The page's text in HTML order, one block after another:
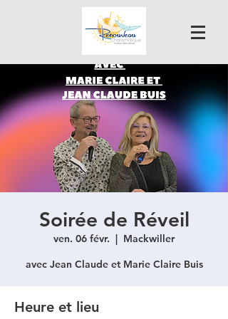
Soirée de Réveil
ven. 06 févr.
  |
Mackwiller
avec Jean Claude et Marie Claire Buis
Heure et lieu